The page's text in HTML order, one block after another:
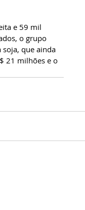
e 59 mil
o grupo
que ainda
21 milhões e o